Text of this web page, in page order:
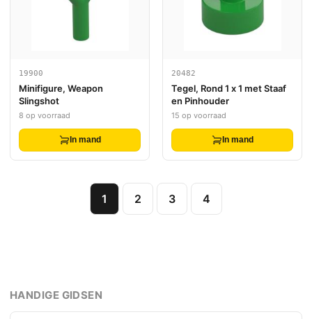
19900
Minifigure, Weapon
Slingshot
8 op voorraad
In mand
20482
Tegel, Rond 1 x 1 met Staaf
en Pinhouder
15 op voorraad
In mand
1 2 3 4
HANDIGE GIDSEN